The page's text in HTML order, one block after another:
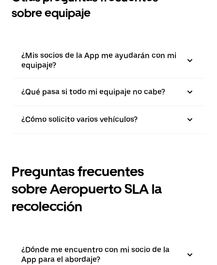
sobre equipaje
¿Mis socios de la App me ayudarán con mi
equipaje?
¿Qué pasa si todo mi equipaje no cabe?
¿Cómo solicito varios vehículos?
Preguntas frecuentes
sobre Aeropuerto SLA la
recolección
¿Dónde me encuentro con mi socio de la
App para el abordaje?